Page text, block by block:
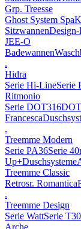
Grp. Treesse
Ghost System Spa
SitzwannenDesign-
JEE-O
Badewannen
.
Hidra
Serie Hi-LineSerie
Ritmonio
Serie DOT316
Francesca
.
Treemme Modern
Serie PA36Serie
Up+Duschsysteme
Treemme Classic
Retrosr. Romantica
.
Treemme Design
Serie WattSerie T30
Arche